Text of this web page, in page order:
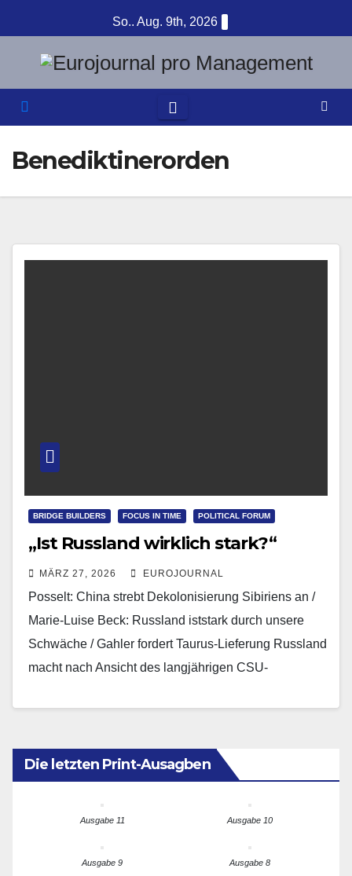
Inhalt
springen
So.. Aug. 9th, 2026
Benediktinerorden
BRIDGE BUILDERS FOCUS IN TIME POLITICAL FORUM
„Ist Russland wirklich stark?“
MÄRZ 27, 2026 EUROJOURNAL
Posselt: China strebt Dekolonisierung Sibiriens an /
Marie-Luise Beck: Russland iststark durch unsere
Schwäche / Gahler fordert Taurus-Lieferung Russland
macht nach Ansicht des langjährigen CSU-
Die letzten Print-Ausagben
Ausgabe 11 Ausgabe 10
Ausgabe 9 Ausgabe 8